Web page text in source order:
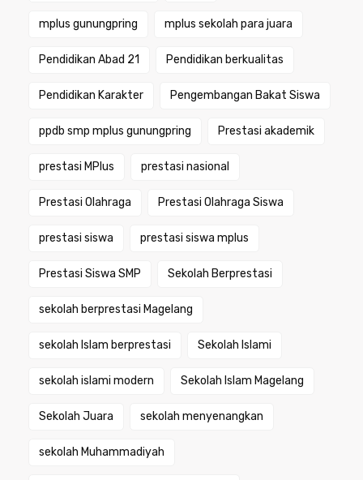
mplus gunungpring mplus sekolah para juara
Pendidikan Abad 21 Pendidikan berkualitas
Pendidikan Karakter Pengembangan Bakat Siswa
ppdb smp mplus gunungpring Prestasi akademik
prestasi MPlus prestasi nasional
Prestasi Olahraga Prestasi Olahraga Siswa
prestasi siswa prestasi siswa mplus
Prestasi Siswa SMP Sekolah Berprestasi
sekolah berprestasi Magelang
sekolah Islam berprestasi Sekolah Islami
sekolah islami modern Sekolah Islam Magelang
Sekolah Juara sekolah menyenangkan
sekolah Muhammadiyah